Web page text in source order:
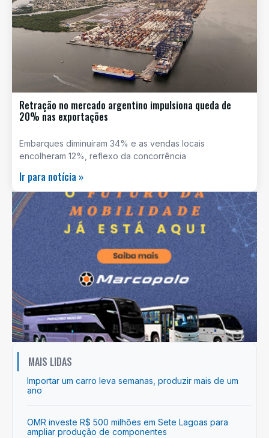
Retração no mercado argentino impulsiona queda de
20% nas exportações
Embarques diminuíram 34% e as vendas locais
encolheram 12%, reflexo da concorrência
Ir para notícia »
MAIS LIDAS
Importar um carro leva semanas, produzir mais de um
ano
OMR investe R$ 500 milhões em Sete Lagoas para
ampliar produção de componentes